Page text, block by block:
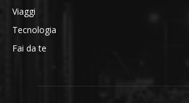
Viaggi
Tecnologia
Fai da te